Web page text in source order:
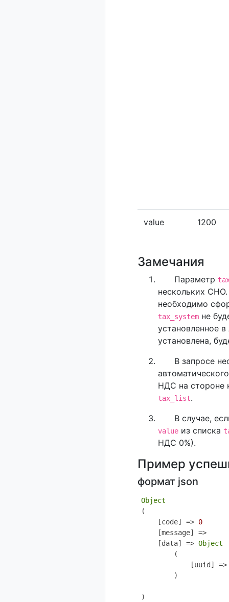
value 1200
Замечания
Параметр
нескольких
необходимо
tax_system не
установленное
установлена,
В запросе
НДС на стороне
tax_list.
В случае,
value из списка
НДС 0%).
Пример
формат json
Object
(
    [code] =>
0
    [message] =>
    [data] =>
Object
        (
[uuid] =>
        )